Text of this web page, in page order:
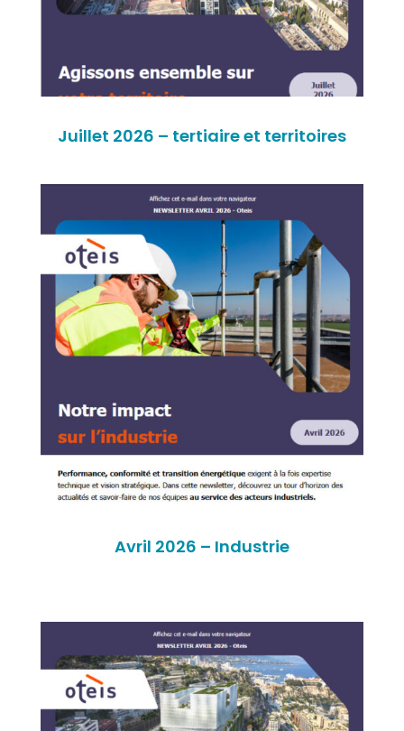
Juillet 2026 – tertiaire et territoires
Avril 2026 – Industrie